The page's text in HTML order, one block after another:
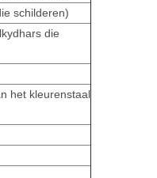
schilderen)
die
het kleurenstaal